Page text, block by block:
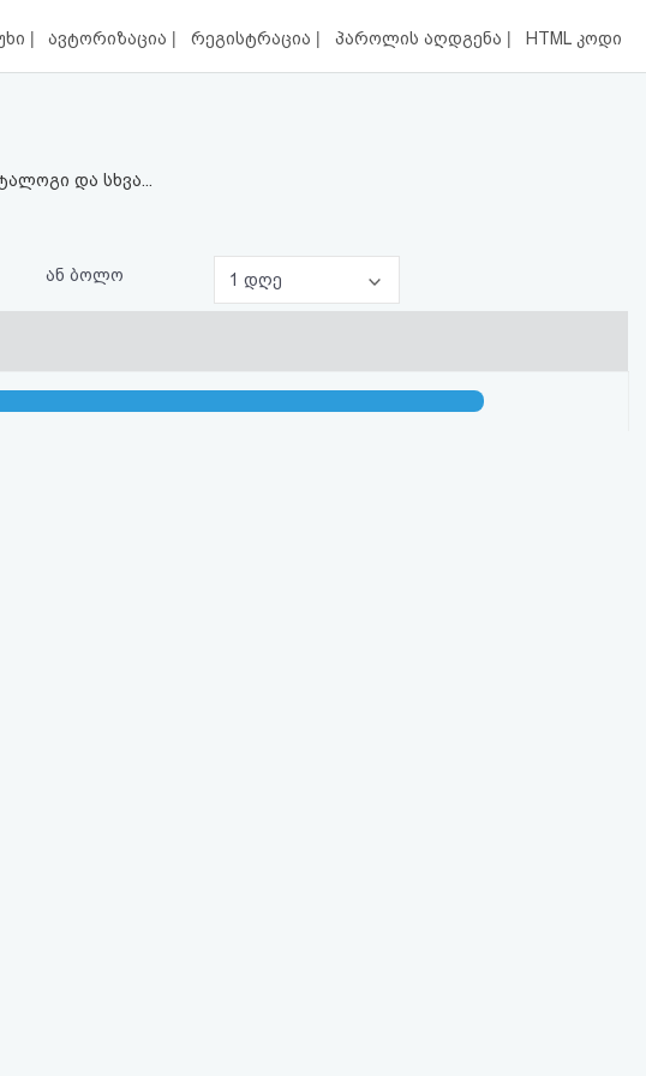
| ავტორიზაცია | რეგისტრაცია | პაროლის აღდგენა | HTML კოდი
და სხვა...
ან ბოლო 1 დღე